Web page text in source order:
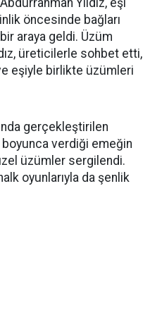
Yıldız, eşi
öncesinde bağları
araya geldi. Üzüm
üreticilerle sohbet etti,
eşiyle birlikte üzümleri
gerçekleştirilen
verdiği emeğin
üzümler sergilendi.
oyunlarıyla da şenlik